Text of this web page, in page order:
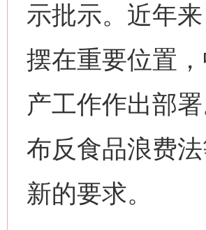
示批示。近年
摆在重要位置
产工作作出部
布反食品浪费
新的要求。